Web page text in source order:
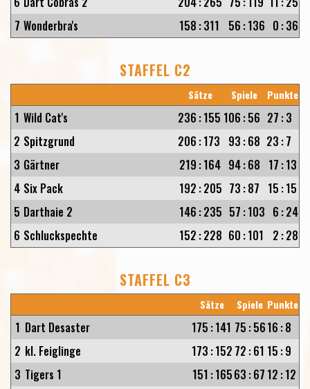
7 Wonderbra's 158 :311 56 :136 0 :36
STAFFEL C2
Sätze Spiele Punkte
1 Wild Cat's 236 :155 106 :56 27 :3
2 Spitzgrund 206 :173 93 :68 23 :7
3 Gärtner 219 :164 94:68 17 :13
4 Six Pack 192 :205 73 :87 15 :15
5 Darthaie 2 146 :235 57 :103 6 :24
6 Schluckspechte 152 :228 60 :101 2 :28
STAFFEL C3
Sätze Spiele Punkte
1 Dart Desaster 175 :141 75 :5616 :8
2 kl. Feiglinge 173 :152 72 :61 15 :9
3 Tigers 1 151 :16563 :67 12 :12